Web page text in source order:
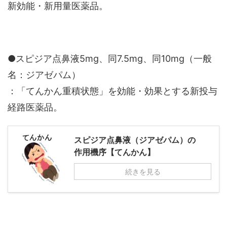
新効能・新用量医薬品。
●スピジア点鼻液5mg、同7.5mg、同10mg（一般
名：ジアゼパム）
：「てんかん重積状態」を効能・効果とする新投与
経路医薬品。
スピジア点鼻液（ジアゼパム）の
作用機序【てんかん】
続きを見る